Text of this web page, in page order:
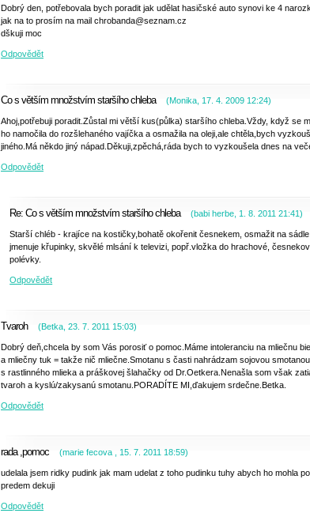
Dobrý den, potřebovala bych poradit jak udělat hasičské auto synovi ke 4
jak na to prosím na mail chrobanda@seznam.cz
dškuji moc
Odpovědět
Co s větším množstvím staršího chleba (Monika 17. 4. 2009 12:24)
Ahoj,potřebuji poradit.Zůstal mi větší kus(půlka) staršího chleba.Vždy, když se
ho namočila do rozšlehaného vajíčka a osmažila na oleji,ale chtěla,bych
jiného.Má někdo jiný nápad.Děkuji,zpěchá,ráda bych to vyzkoušela dnes na
Odpovědět
Re: Co s větším množstvím staršího chleba (babi herbe 1. 8. 2011 21:41)
Starší chléb - krajíce na kostičky,bohatě okořenit česnekem, osmažit na
jmenuje křupinky, skvělé mlsání k televizi, popř.vložka do hrachové,
polévky.
Odpovědět
Tvaroh (Betka 23. 7. 2011 15:03)
Dobrý deň,chcela by som Vás porosiť o pomoc.Máme intoleranciu na mliečnu
a mliečny tuk = takže nič mliečne.Smotanu s časti nahrádzam sojovou
s rastlinného mlieka a práškovej šlahačky od Dr.Oetkera.Nenašla som však
tvaroh a kyslú/zakysanú smotanu.PORADÍTE MI,ďakujem srdečne.Betka.
Odpovědět
rada ,pomoc (marie fecova 15. 7. 2011 18:59)
udelala jsem ridky pudink jak mam udelat z toho pudinku tuhy abych ho mohla
predem dekuji
Odpovědět